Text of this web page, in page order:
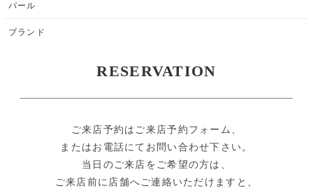
パール
ブランド
RESERVATION
ご来店予約はご来店予約フォーム、
またはお電話にてお問い合わせ下さい。
当日のご来店をご希望の方は、
ご来店前に店舗へご連絡いただけますと、